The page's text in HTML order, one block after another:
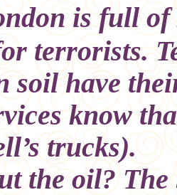
is full
terrorists.
soil have
know
trucks).
the oil? The